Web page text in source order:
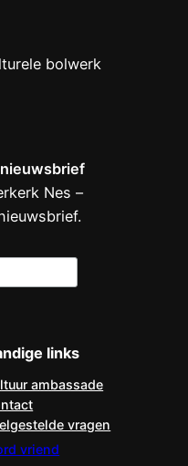
bolwerk
Nes –
links
ambassade
vragen
vriend